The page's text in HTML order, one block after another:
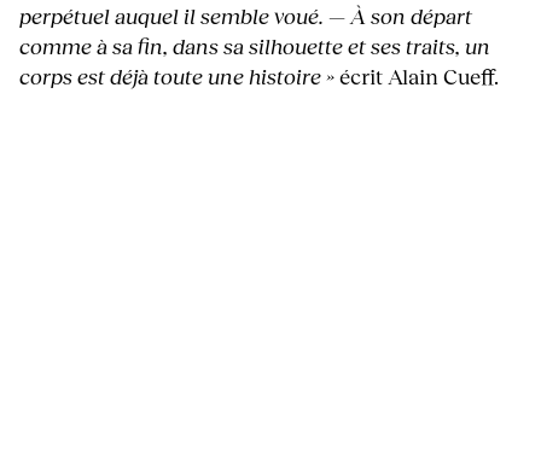
perpétuel auquel il semble voué. — À son départ
comme à sa fin, dans sa silhouette et ses traits, un
corps est déjà toute une histoire »écrit Alain Cueff.